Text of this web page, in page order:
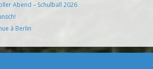
Abend – Schulball 2026
à Berlin